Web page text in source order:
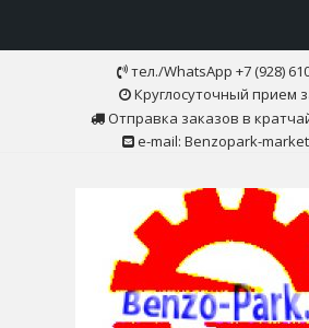
тел./WhatsApp +7 (928)
Круглосуточный прием
Отправка заказов в
e-mail: Benzopark-